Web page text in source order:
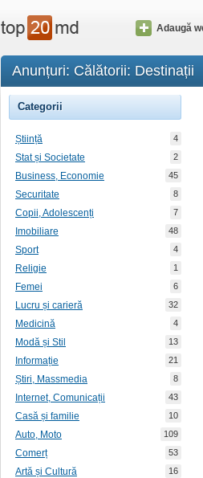
Adaugă
Anunțuri: Călătorii: Destinații
Categorii
Știință 4
Stat și Societate 2
Business, Economie 45
Securitate 8
Copii, Adolescenți 7
Imobiliare 48
Sport 4
Religie 1
Femei 6
Lucru și carieră 32
Medicină 4
Modă și Stil 13
Informație 21
Știri, Massmedia 8
Internet, Comunicații 43
Casă și familie 10
Auto, Moto 109
Comerț 53
Artă și Cultură 16